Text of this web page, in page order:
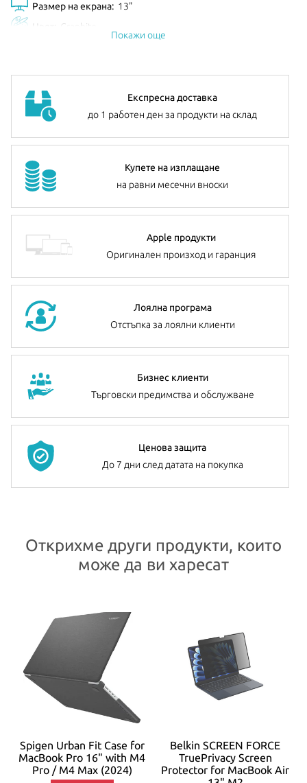
Размер на екрана: 13"
Graphite
Покажи още
Експресна доставка
до 1 работен ден за продукти на склад
Купете на изплащане
на равни месечни вноски
Apple продукти
Оригинален произход и гаранция
Лоялна програма
Отстъпка за лоялни клиенти
Бизнес клиенти
Търговски предимства и обслужване
Ценова защита
До 7 дни след датата на покупка
Открихме други продукти, които
може да ви харесат
Spigen Urban Fit Case for
MacBook Pro 16" with M4
Pro / M4 Max (2024)
Belkin SCREEN FORCE
TruePrivacy Screen
Protector for MacBook Air